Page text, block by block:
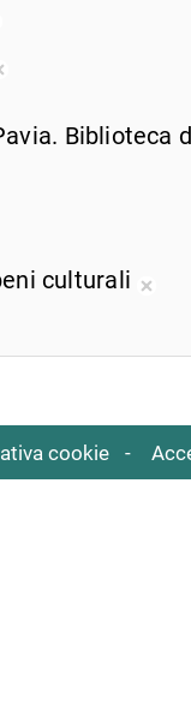
Biblioteca
culturali
cookie